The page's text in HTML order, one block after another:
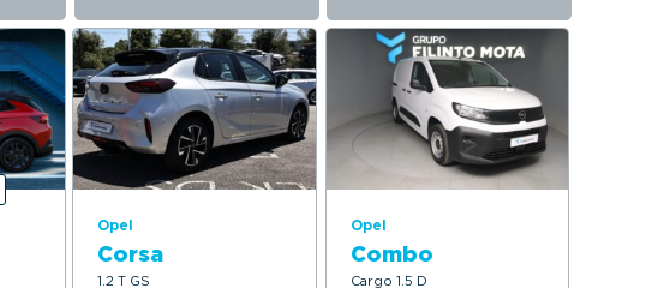
Opel
Corsa
1.2 T GS
Opel
Combo
Cargo 1.5 D